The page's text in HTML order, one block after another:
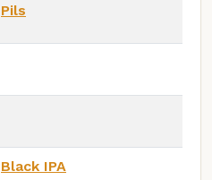
Pils
Black IPA